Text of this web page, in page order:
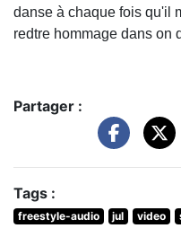
danse à chaque fois qu'il
redtre hommage dans on
Partager :
Tags :
freestyle-audio jul video